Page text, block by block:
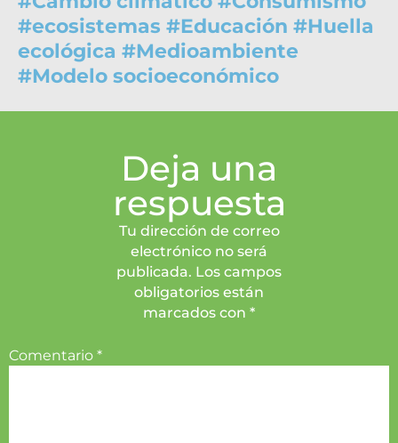
#ecosistemas #Educación #Huella
ecológica #Medioambiente
#Modelo socioeconómico
Deja una
respuesta
Tu dirección de correo
electrónico no será
publicada. Los campos
obligatorios están
marcados con *
Comentario *